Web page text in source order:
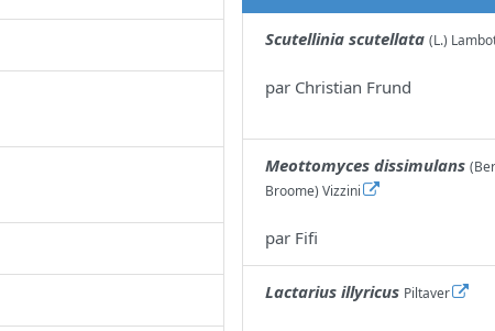
Scutellinia scutellata (L.)
par Christian Frund
Meottomyces dissimulans
Broome) Vizzini
par Fifi
Lactarius illyricus Piltaver